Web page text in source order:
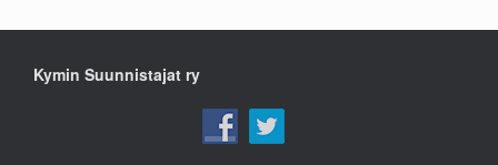
Kymin Suunnistajat ry